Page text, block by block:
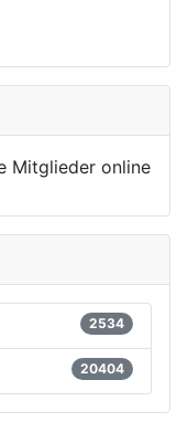
Mitglieder online
2534
20404